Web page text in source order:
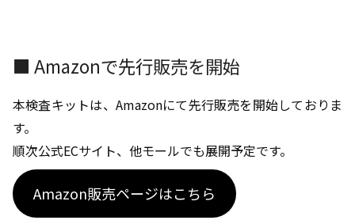
■ Amazonで先行販売を開始
本検査キットは、Amazonにて先行販売を開始しておりま
す。
順次公式ECサイト、他モールでも展開予定です。
Amazon販売ページはこちら